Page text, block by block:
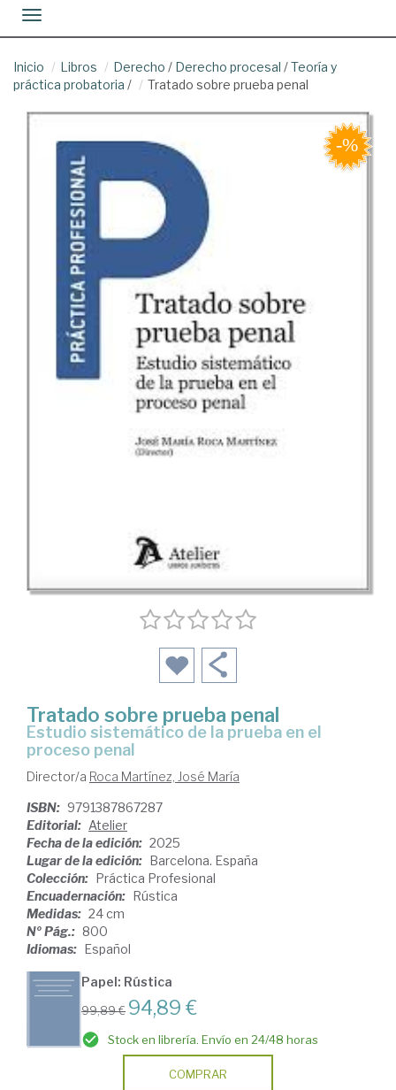
Toggle navigation
Inicio Libros Derecho / Derecho procesal /Teoría y
práctica probatoria / Tratado sobre prueba penal
Tratado sobre prueba penal
Estudio sistemático de la prueba en el
proceso penal
Director/a Roca Martínez, José María
ISBN: 9791387867287
Editorial: Atelier
Fecha de la edición: 2025
Lugar de la edición: Barcelona. España
Colección: Práctica Profesional
Encuadernación: Rústica
Medidas: 24 cm
Nº Pág.: 800
Idiomas: Español
Papel: Rústica
99,89 € 94,89 €
Stock en librería. Envío en 24/48 horas
COMPRAR